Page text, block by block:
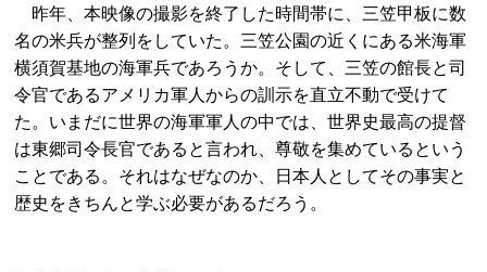
昨年、本映像の撮影を終了した時間帯に、三笠甲板に数
名の米兵が整列をしていた。三笠公園の近くにある米海軍
横須賀基地の海軍兵であろうか。そして、三笠の館長と司
令官であるアメリカ軍人からの訓示を直立不動で受けて
た。いまだに世界の海軍軍人の中では、世界史最高の提督
は東郷司令長官であると言われ、尊敬を集めているという
ことである。それはなぜなのか、日本人としてその事実と
歴史をきちんと学ぶ必要があるだろう。